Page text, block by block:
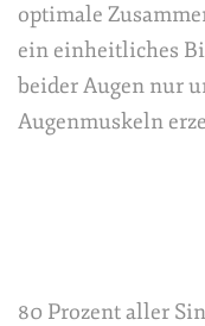
optimale
ein einheitliches
beider Augen nur
Augenmuskeln
80 Prozent aller